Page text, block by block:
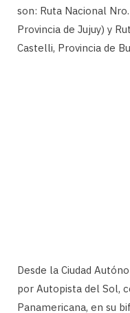
son: Ruta Nacional
Provincia de Jujuy) y
Castelli, Provincia de
Desde la Ciudad
por Autopista del Sol,
Panamericana, en su